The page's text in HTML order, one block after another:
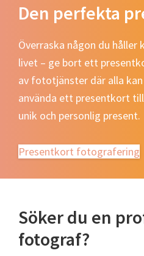
Den perfekta
Överraska någon du
livet – ge bort ett
av fototjänster där alla
använda ett presentkort
unik och personlig present.
Presentkort fotografering
Söker du en
fotograf?